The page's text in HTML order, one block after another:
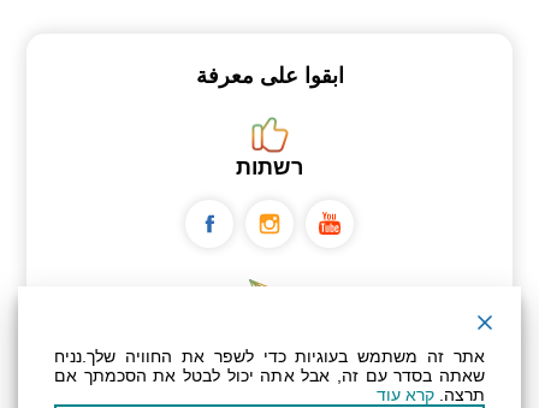
ابقوا على معرفة
רשתות
عنوان بريدك الإلكتروني
אתר זה משתמש בעוגיות כדי לשפר את החוויה שלך.נניח
שאתה בסדר עם זה, אבל אתה יכול לבטל את הסכמתך אם
תרצה. קרא עוד